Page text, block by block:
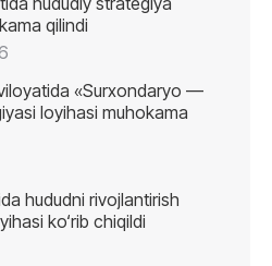
qilindi
«Surxondaryo —
loyihasi muhokama
hududni rivojlantirish
ko‘rib chiqildi